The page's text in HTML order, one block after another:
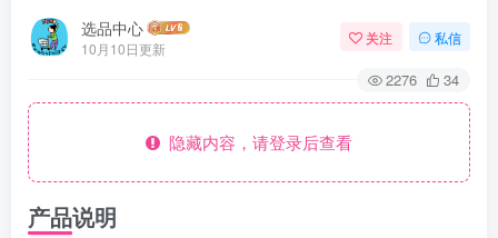
选品中心
10月10日更新
关注 私信
2276 34
隐藏内容，请登录后查看
产品说明